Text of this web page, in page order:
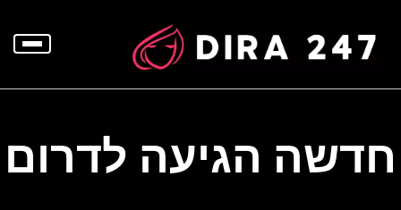
חדשה הגיעה לדרום